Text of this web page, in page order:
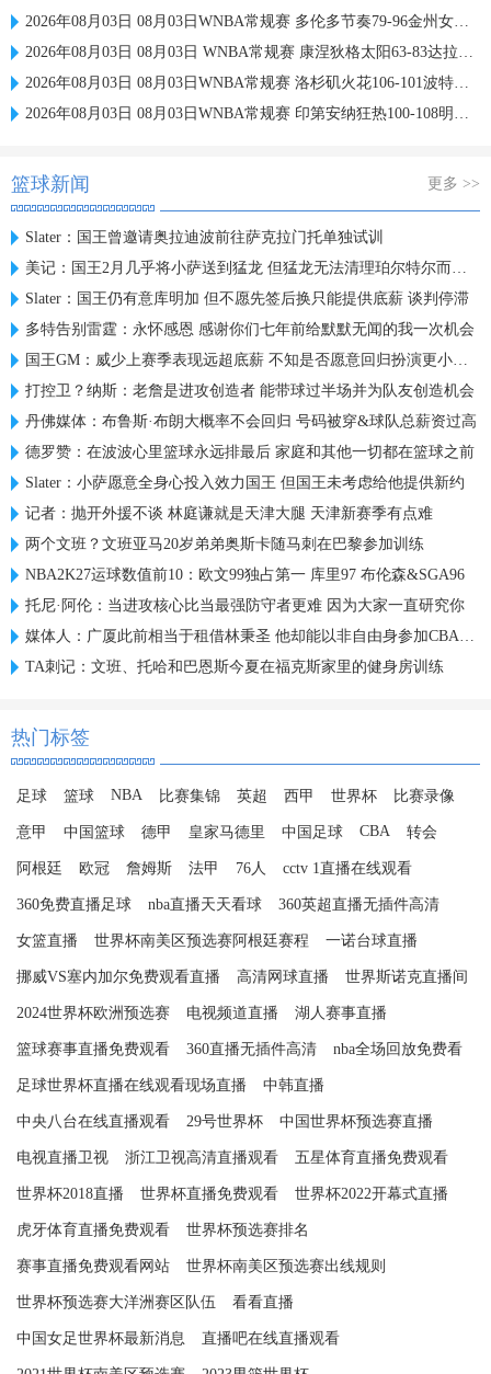
2026年08月03日 08月03日WNBA常规赛 多伦多节奏79-96金州女武神 全场集锦
2026年08月03日 08月03日 WNBA常规赛 康涅狄格太阳63-83达拉斯飞翼 全场集锦
2026年08月03日 08月03日WNBA常规赛 洛杉矶火花106-101波特兰火焰 全场集锦
2026年08月03日 08月03日WNBA常规赛 印第安纳狂热100-108明尼苏达山猫 全场集锦
篮球新闻 更多 >>
Slater：国王曾邀请奥拉迪波前往萨克拉门托单独试训
美记：国王2月几乎将小萨送到猛龙 但猛龙无法清理珀尔特尔而告吹
Slater：国王仍有意库明加 但不愿先签后换只能提供底薪 谈判停滞
多特告别雷霆：永怀感恩 感谢你们七年前给默默无闻的我一次机会
国王GM：威少上赛季表现远超底薪 不知是否愿意回归扮演更小角色
打控卫？纳斯：老詹是进攻创造者 能带球过半场并为队友创造机会
丹佛媒体：布鲁斯·布朗大概率不会回归 号码被穿&球队总薪资过高
德罗赞：在波波心里篮球永远排最后 家庭和其他一切都在篮球之前
Slater：小萨愿意全身心投入效力国王 但国王未考虑给他提供新约
记者：抛开外援不谈 林庭谦就是天津大腿 天津新赛季有点难
两个文班？文班亚马20岁弟弟奥斯卡随马刺在巴黎参加训练
NBA2K27运球数值前10：欧文99独占第一 库里97 布伦森&SGA96
托尼·阿伦：当进攻核心比当最强防守者更难 因为大家一直研究你
媒体人：广厦此前相当于租借林秉圣 他却能以非自由身参加CBA选秀
TA刺记：文班、托哈和巴恩斯今夏在福克斯家里的健身房训练
热门标签
足球 篮球 NBA 比赛集锦 英超 西甲 世界杯 比赛录像
意甲 中国篮球 德甲 皇家马德里 中国足球 CBA 转会
阿根廷 欧冠 詹姆斯 法甲 76人 cctv 1直播在线观看
360免费直播足球 nba直播天天看球 360英超直播无插件高清
女篮直播 世界杯南美区预选赛阿根廷赛程 一诺台球直播
挪威VS塞内加尔免费观看直播 高清网球直播 世界斯诺克直播间
2024世界杯欧洲预选赛 电视频道直播 湖人赛事直播
篮球赛事直播免费观看 360直播无插件高清 nba全场回放免费看
足球世界杯直播在线观看现场直播 中韩直播
中央八台在线直播观看 29号世界杯 中国世界杯预选赛直播
电视直播卫视 浙江卫视高清直播观看 五星体育直播免费观看
世界杯2018直播 世界杯直播免费观看 世界杯2022开幕式直播
虎牙体育直播免费观看 世界杯预选赛排名
赛事直播免费观看网站 世界杯南美区预选赛出线规则
世界杯预选赛大洋洲赛区队伍 看看直播
中国女足世界杯最新消息 直播吧在线直播观看